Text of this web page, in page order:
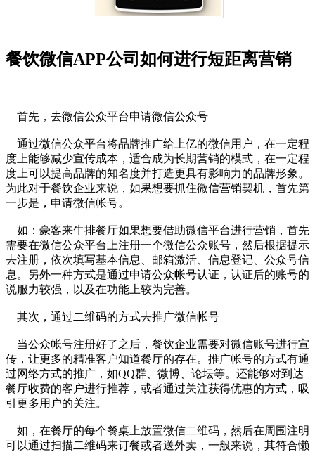
餐饮微信APP公司如何进行短距离营销
首先，去微信公众平台申请微信公众号
通过微信公众平台将品牌推广给上亿的微信用户，在一定程
度上能够减少宣传成本，适合成为长期营销的模式，在一定程
度上可以提高品牌的知名度并打造更具有影响力的品牌形象。
为此对于餐饮企业来说，如果想要抓住微信营销契机，首先第
一步是，申请微信帐号。
如：豪客来牛排餐厅如果想要借助微信平台进行营销，首先
需要在微信公众平台上注册一个微信公众账号，然后根据提示
去注册，依次填写基本信息、邮箱激活、信息登记、公众号信
息。另外一种方式是通过申请公众帐号认证，认证后的账号的
说服力较强，以及在功能上较为完善。
其次，通过二维码的方式去推广微信帐号
当公众帐号注册好了之后，餐饮企业需要对微信账号进行宣
传，让更多的精准客户知道餐厅的存在。推广帐号的方式有通
过网络方式的推广，如QQ群、微博、论坛等。还能够对到达
餐厅收费的客户进行推荐，或者通过关注获得优惠的方式，吸
引更多用户的关注。
如，在餐厅的每个餐桌上放置微信二维码，然后在周围注明
可以通过扫描二维码来订餐或者送外卖，一般来说，其符合懒